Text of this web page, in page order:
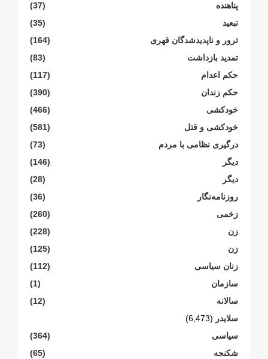
پناهنده
(37)
تبعید
(35)
ترور و ناپدیدشدگان قهری
(164)
تمدید بازداشت
(83)
حکم اعدام
(117)
حکم زندان
(390)
خودکشی
(466)
خودکشی و قتل
(581)
درگیری نظامی با مردم
(73)
دیگر
(146)
دیگر
(28)
روزنامەنگار
(36)
زخمی
(260)
زن
(228)
زن
(125)
زنان سیاسی
(112)
سازمان
(1)
سالانە
(12)
سلایدر (6,473)
سیاسی
(364)
شکنجە
(65)